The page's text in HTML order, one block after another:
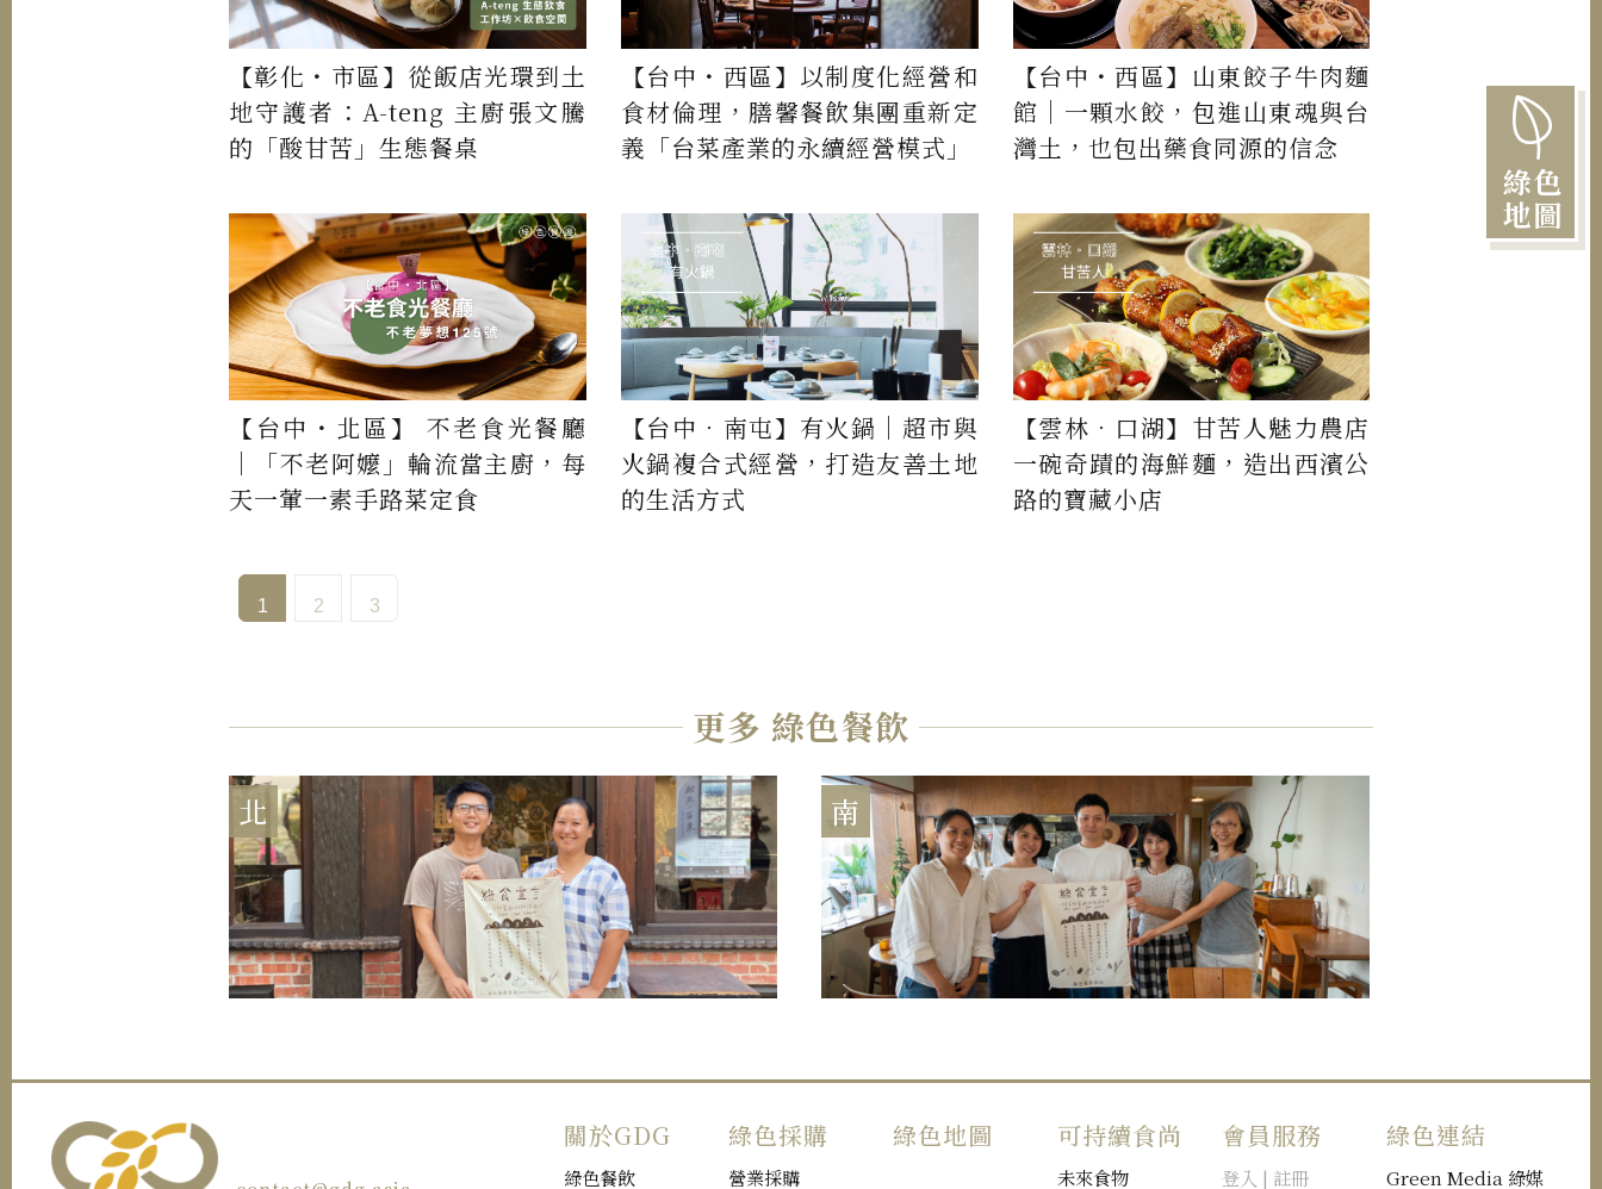
綠色
地圖
【彰化・市區】從飯店光環到土
地守護者：A-teng 主廚張文騰
的「酸甘苦」生態餐桌
【台中・西區】以制度化經營和
食材倫理，膳馨餐飲集團重新定
義「台菜產業的永續經營模式」
【台中・西區】山東餃子牛肉麵
館｜一顆水餃，包進山東魂與台
灣土，也包出藥食同源的信念
【台中・北區】 不老食光餐廳
｜「不老阿嬤」輪流當主廚，每
天一葷一素手路菜定食
【台中．南屯】有火鍋│超市與
火鍋複合式經營，打造友善土地
的生活方式
【雲林．口湖】甘苦人魅力農店
一碗奇蹟的海鮮麵，造出西濱公
路的寶藏小店
1 2 3
更多 綠色餐飲
北 南
關於GDG
綠色餐飲
綠色採購
營業採購
綠色地圖 可持續食尚
未來食物
會員服務
登入 | 註冊
綠色連結
Green Media 綠媒